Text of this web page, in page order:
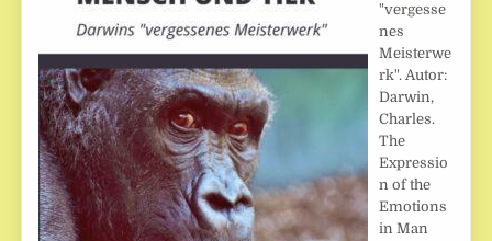
"vergesse
nes
Meisterwe
rk". Autor:
Darwin,
Charles.
The
Expressio
n of the
Emotions
in Man